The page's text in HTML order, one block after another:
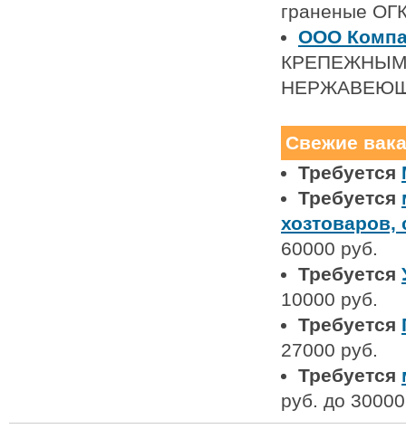
граненые
ООО
Свежие
Требуется
Требуется
хозтоваров,
60000 руб.
Требуется
10000 руб.
Требуется
27000 руб.
Требуется
руб. до